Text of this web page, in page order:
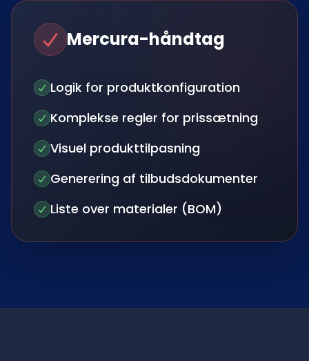
Mercura-håndtag
Logik for produktkonfiguration
Komplekse regler for prissætning
Visuel produkttilpasning
Generering af tilbudsdokumenter
Liste over materialer (BOM)